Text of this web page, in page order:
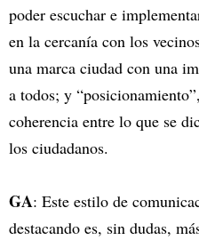
poder escuchar e
en la cercanía con los
una marca ciudad con una
a todos; y
coherencia entre lo que se
los ciudadanos.
GA: Este estilo de
destacando es, sin dudas,